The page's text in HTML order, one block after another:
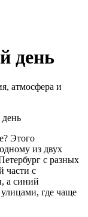
день
атмосфера и
Этого
из двух
с разных
части с
а синий
где чаще